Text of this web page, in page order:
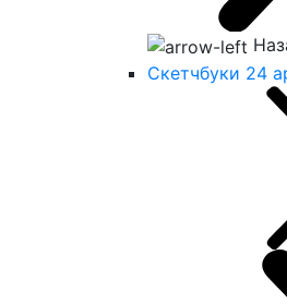
Скетчбуки 24